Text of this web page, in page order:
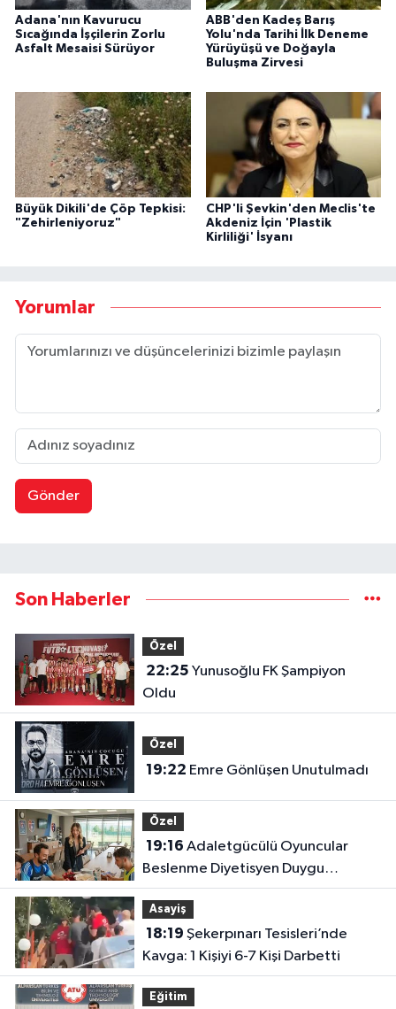
Adana'nın Kavurucu
Sıcağında İşçilerin Zorlu
Asfalt Mesaisi Sürüyor
ABB'den Kadeş Barış
Yolu'nda Tarihi İlk Deneme
Yürüyüşü ve Doğayla
Buluşma Zirvesi
Büyük Dikili'de Çöp Tepkisi:
"Zehirleniyoruz"
CHP'li Şevkin'den Meclis'te
Akdeniz İçin 'Plastik
Kirliliği' İsyanı
Yorumlar
Gönder
Son Haberler
Özel
22:25
Oldu
Özel
19:22 Emre Gönlüşen Unutulmadı
Özel
19:16
Beslenme Diyetisyen Duygu
Özbay’ın Kontrolünde
Asayiş
18:19
Kavga: 1 Kişiyi 6-7 Kişi Darbetti
Eğitim